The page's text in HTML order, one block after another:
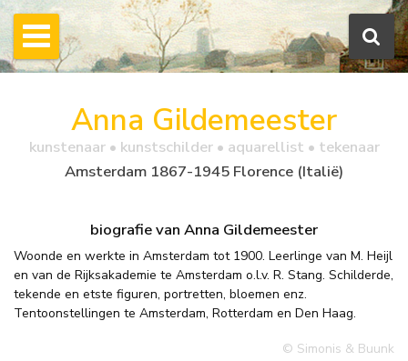
Anna Gildemeester
kunstenaar • kunstschilder • aquarellist • tekenaar
Amsterdam 1867-1945 Florence (Italië)
biografie van Anna Gildemeester
Woonde en werkte in Amsterdam tot 1900. Leerlinge van M. Heijl
en van de Rijksakademie te Amsterdam o.l.v. R. Stang. Schilderde,
tekende en etste figuren, portretten, bloemen enz.
Tentoonstellingen te Amsterdam, Rotterdam en Den Haag.
© Simonis & Buunk